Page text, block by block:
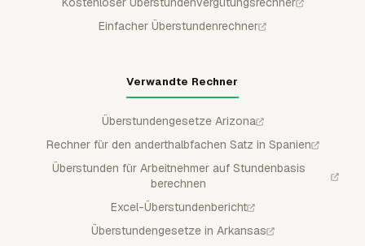
Einfacher Überstundenrechner
Verwandte Rechner
Überstundengesetze Arizona
Rechner für den anderthalbfachen Satz in Spanien
Überstunden für Arbeitnehmer auf Stundenbasis
berechnen
Excel-Überstundenbericht
Überstundengesetze in Arkansas